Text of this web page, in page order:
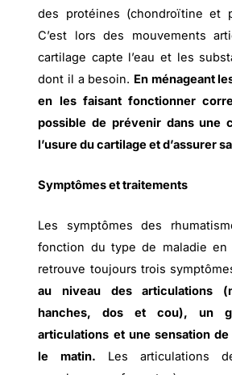
des protéines (chondroïtine et
C’est lors des mouvements
cartilage capte l’eau et les
dont il a besoin. En ménageant
en les faisant fonctionner
possible de prévenir dans une
l’usure du cartilage et d’assurer
Symptômes et traitements
Les symptômes des
fonction du type de maladie en
retrouve toujours trois
au niveau des articulations
hanches, dos et cou), un
articulations et une sensation
le matin. Les articulations